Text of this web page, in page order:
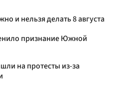
и нельзя делать 8 августа
признание Южной
на протесты из-за